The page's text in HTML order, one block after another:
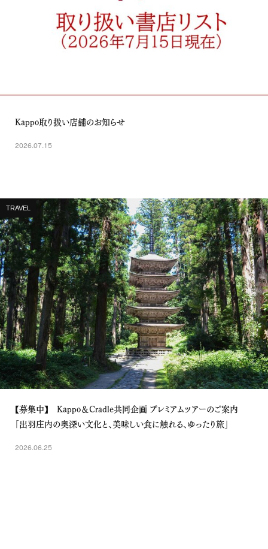
Kappo取り扱い店舗のお知らせ
2026.07.15
TRAVEL
【募集中】 Kappo＆Cradle共同企画 プレミアムツアーのご案内
「出羽庄内の奥深い文化と、美味しい食に触れる、ゆったり旅」
2026.06.25